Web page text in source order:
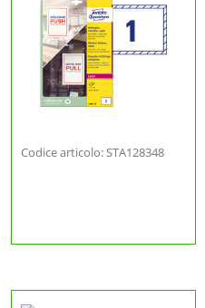
Codice articolo: STA128348